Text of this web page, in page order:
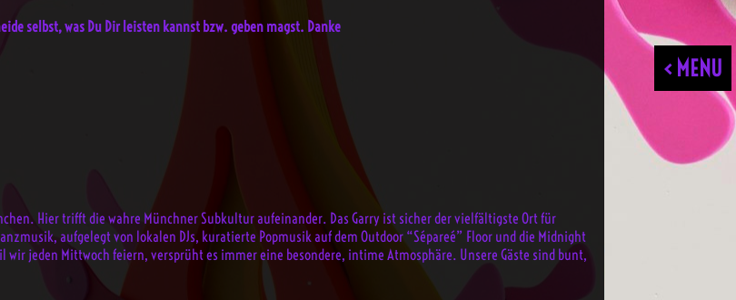
< MENU
selbst, was Du Dir leisten kannst bzw. geben magst. Danke
Hier trifft die wahre Münchner Subkultur aufeinander. Das Garry ist sicher der vielfältigste Ort für
aufgelegt von lokalen DJs, kuratierte Popmusik auf dem Outdoor “Sépareé” Floor und die Midnight
jeden Mittwoch feiern, versprüht es immer eine besondere, intime Atmosphäre. Unsere Gäste sind bunt,